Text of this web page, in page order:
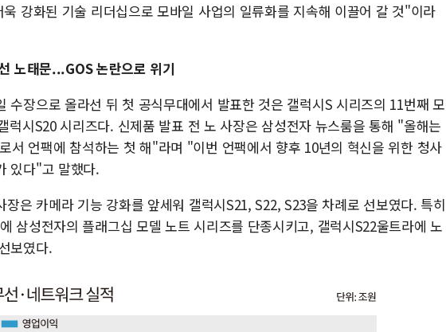
강화된 기술 리더십으로 모바일 사업의 일류화를 지속해 이끌어 갈 것"이라
노태문...GOS 논란으로 위기
수장으로 올라선 뒤 첫 공식무대에서 발표한 것은 갤럭시S 시리즈의 11번째 모
럭시S20 시리즈다. 신제품 발표 전 노 사장은 삼성전자 뉴스룸을 통해 "올해는
서 언팩에 참석하는 첫 해"라며 "이번 언팩에서 향후 10년의 혁신을 위한 청사
있다"고 말했다.
장은 카메라 기능 강화를 앞세워 갤럭시S21, S22, S23을 차례로 선보였다. 특히
삼성전자의 플래그십 모델 노트 시리즈를 단종시키고, 갤럭시S22울트라에 노
보였다.